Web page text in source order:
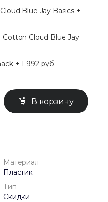
Blue Jay Basics +
Cloud Blue Jay
+ 1 992 руб.
В корзину
Материал
Пластик
Тип
Скидки